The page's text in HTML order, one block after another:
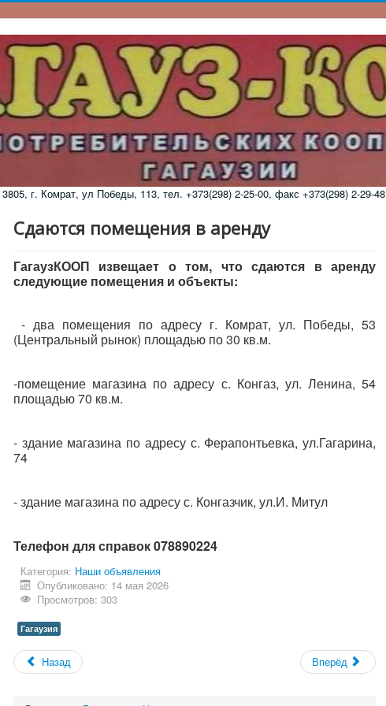
г. Комрат, ул Победы, 113, тел. +373(298) 2-25-00, факс +373(298) 2-29-48
Сдаются помещения в аренду
ГагаузКООП извещает о том, что сдаются в аренду
следующие помещения и объекты:
- два помещения по адресу г. Комрат, ул. Победы, 53
(Центральный рынок) площадью по 30 кв.м.
-помещение магазина по адресу с. Конгаз, ул. Ленина, 54
площадью 70 кв.м.
- здание магазина по адресу с. Ферапонтьевка, ул.Гагарина,
74
- здание магазина по адресу с. Конгазчик, ул.И. Митул
Телефон для справок 078890224
Категория: Наши объявления
Опубликовано: 14 мая 2026
Просмотров: 303
Гагаузия
Назад Вперёд